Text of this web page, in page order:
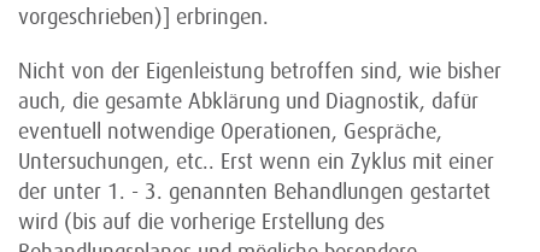
vorgeschrieben)] erbringen.
Nicht von der Eigenleistung betroffen sind, wie bisher
auch, die gesamte Abklärung und Diagnostik, dafür
eventuell notwendige Operationen, Gespräche,
Untersuchungen, etc.. Erst wenn ein Zyklus mit einer
der unter 1. - 3. genannten Behandlungen gestartet
wird (bis auf die vorherige Erstellung des